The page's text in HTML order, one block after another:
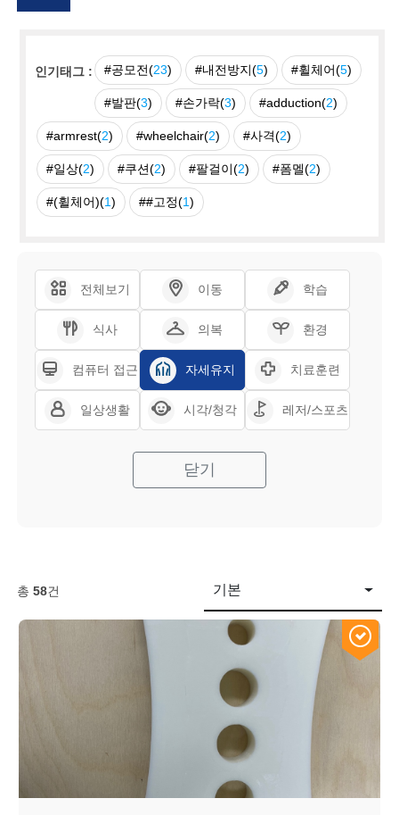
인기태그 : #공모전(23) #내전방지(5) #휠체어(5)
#발판(3) #손가락(3) #adduction(2)
#armrest(2) #wheelchair(2) #사격(2)
#일상(2) #쿠션(2) #팔걸이(2) #폼멜(2)
#(휠체어)(1) ##고정(1)
전체보기 이동 학습
식사 의복 환경
컴퓨터 접근 자세유지 치료훈련
일상생활 시각/청각 레저/스포츠
닫기
총58건 기본